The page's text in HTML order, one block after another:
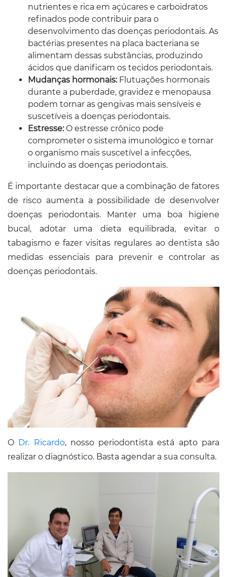
nutrientes e rica em açúcares e carboidratos
refinados pode contribuir para o
desenvolvimento das doenças periodontais. As
bactérias presentes na placa bacteriana se
alimentam dessas substâncias, produzindo
ácidos que danificam os tecidos periodontais.
Mudanças hormonais: Flutuações hormonais
durante a puberdade, gravidez e menopausa
podem tornar as gengivas mais sensíveis e
suscetíveis a doenças periodontais.
Estresse:O estresse crônico pode
comprometer o sistema imunológico e tornar
o organismo mais suscetível a infecções,
incluindo as doenças periodontais.
É importante destacar que a combinação de fatores
de risco aumenta a possibilidade de desenvolver
doenças periodontais. Manter uma boa higiene
bucal, adotar uma dieta equilibrada, evitar o
tabagismo e fazer visitas regulares ao dentista são
medidas essenciais para prevenir e controlar as
doenças periodontais.
O Dr. Ricardo, nosso periodontista está apto para
realizar o diagnóstico. Basta agendar a sua consulta.